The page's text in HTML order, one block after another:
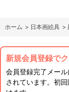
ホーム > 日本画絵具 >
新規会員登録で
会員登録完了メー
されています。初